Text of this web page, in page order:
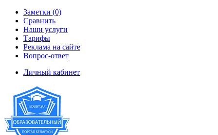
Заметки (0)
Сравнить
Наши услуги
Тарифы
Реклама на сайте
Вопрос-ответ
Личный кабинет